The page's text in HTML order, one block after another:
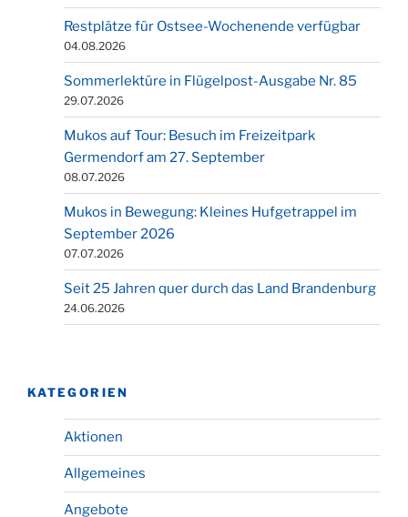
Restplätze für Ostsee-Wochenende verfügbar
04.08.2026
Sommerlektüre in Flügelpost-Ausgabe Nr. 85
29.07.2026
Mukos auf Tour: Besuch im Freizeitpark
Germendorf am 27. September
08.07.2026
Mukos in Bewegung: Kleines Hufgetrappel im
September 2026
07.07.2026
Seit 25 Jahren quer durch das Land Brandenburg
24.06.2026
KATEGORIEN
Aktionen
Allgemeines
Angebote